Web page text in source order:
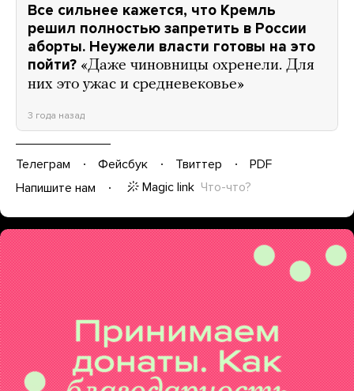
Все сильнее кажется, что Кремль
решил полностью запретить в России
аборты. Неужели власти готовы на это
пойти? «Даже чиновницы охренели. Для
них это ужас и средневековье»
3 года назад
Телеграм Фейсбук Твиттер
PDF
Напишите нам
Magic link Что-что?